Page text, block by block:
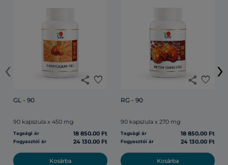
share favorite
GL - 90
90 kapszula x 450 mg
Tagsági ár 18 850.00 Ft
Fogyasztói ár 24 130.00 Ft
Kosárba
share favorite
RG - 90
90 kapszula x 270 mg
Tagsági ár 18 850.00 Ft
Fogyasztói ár 24 130.00 Ft
Kosárba
‹ ›